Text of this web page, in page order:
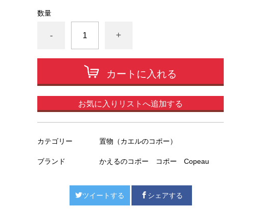
数量
- +
カートに入れる
お気に入りリストへ追加する
カテゴリー 置物（カエルのコポー）
ブランド かえるのコポー コポー Copeau
ツイートする シェアする